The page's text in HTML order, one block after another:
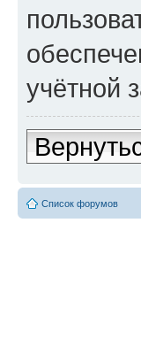
учётной
Список форумов